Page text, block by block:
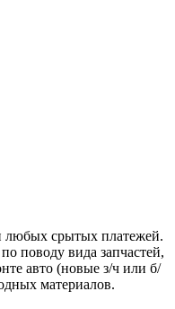
любых срытых платежей.
поводу вида запчастей,
авто (новые з/ч или б/
материалов.